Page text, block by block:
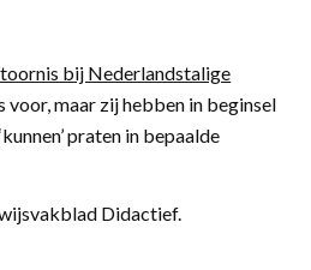
bij Nederlandstalige
maar zij hebben in beginsel
praten in bepaalde
Didactief.